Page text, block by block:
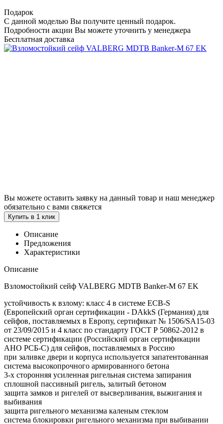
Подарок
С данной моделью Вы получите ценный подарок.
Подробности акции Вы можете уточнить у менеджера
Бесплатная доставка
Вы можете оставить заявку на данный товар и наш менеджер
обязательно с вами свяжется
Купить в 1 клик
Описание
Предложения
Характеристики
Описание
Взломостойкий сейф VALBERG MDTB Banker-M 67 EK
устойчивость к взлому: класс 4 в системе ECB-S
(Европейский орган сертификации - DAkkS (Германия) для
сейфов, поставляемых в Европу, сертификат № 1506/SA15-03
от 23/09/2015 и 4 класс по стандарту ГОСТ Р 50862-2012 в
системе сертификации (Российский орган сертификации
АНО РСБ-С) для сейфов, поставляемых в Россию
при заливке двери и корпуса используется запатентованная
система высокопрочного армированного бетона
3-х сторонняя усиленная ригельная система запирания
сплошной пассивный ригель, залитый бетоном
защита замков и ригелей от высверливания, выжигания и
выбивания
защита ригельного механизма каленым стеклом
система блокировки ригельного механизма при выбивании